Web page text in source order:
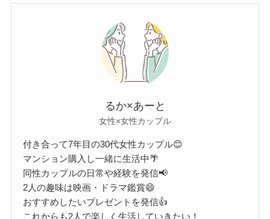
るか×あーと
女性×女性カップル
付き合って7年目の30代女性カップル😊
マンション購入し一緒に生活中🌴
同性カップルの日常や経験を発信📢
2人の趣味は映画・ドラマ鑑賞😄
おすすめしたいプレゼントを発信👍
これからも2人で楽しく生活していきたい！